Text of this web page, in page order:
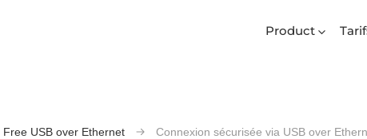
Product
Free USB over Ethernet Connexion sécurisée via USB over